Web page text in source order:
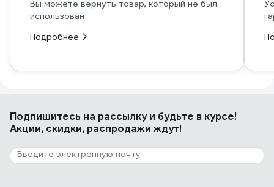
Вы можете вернуть товар, который не был
использован
Подробнее
Подпишитесь на рассылкуи будьте в курсе!
Акции, скидки, распродажи ждут!